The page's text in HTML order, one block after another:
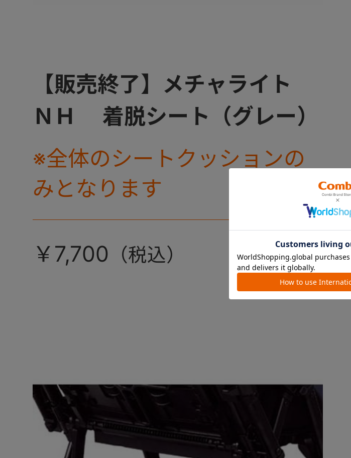
【販売終了】メチャライト
ＮＨ 着脱シート（グレー）
※全体のシートクッションの
みとなります
￥7,700